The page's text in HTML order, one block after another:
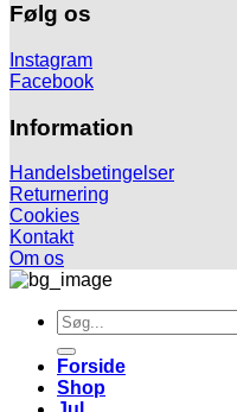
Følg os
Instagram
Facebook
Information
Handelsbetingelser
Returnering
Cookies
Kontakt
Om os
Søg
efter:
Forside
Shop